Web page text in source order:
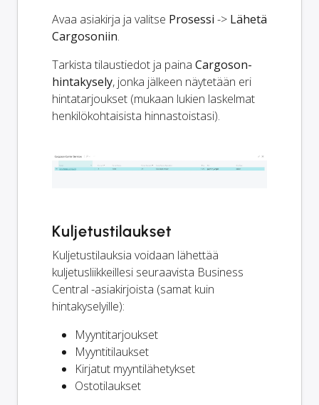
Avaa asiakirja ja valitse Prosessi -> Lähetä
Cargosoniin.
Tarkista tilaustiedot ja paina Cargoson-
hintakysely, jonka jälkeen näytetään eri
hintatarjoukset (mukaan lukien laskelmat
henkilökohtaisista hinnastoistasi).
Kuljetustilaukset
Kuljetustilauksia voidaan lähettää
kuljetusliikkeillesi seuraavista Business
Central -asiakirjoista (samat kuin
hintakyselyille):
Myyntitarjoukset
Myyntitilaukset
Kirjatut myyntilähetykset
Ostotilaukset